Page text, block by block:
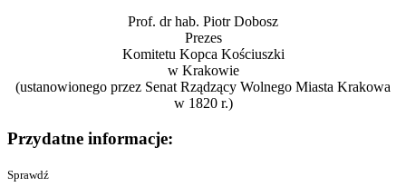
Prof. dr hab. Piotr Dobosz
Prezes
Komitetu Kopca Kościuszki
w Krakowie
(ustanowionego przez Senat Rządzący Wolnego Miasta Krakowa
w 1820 r.)
Przydatne informacje:
Sprawdź